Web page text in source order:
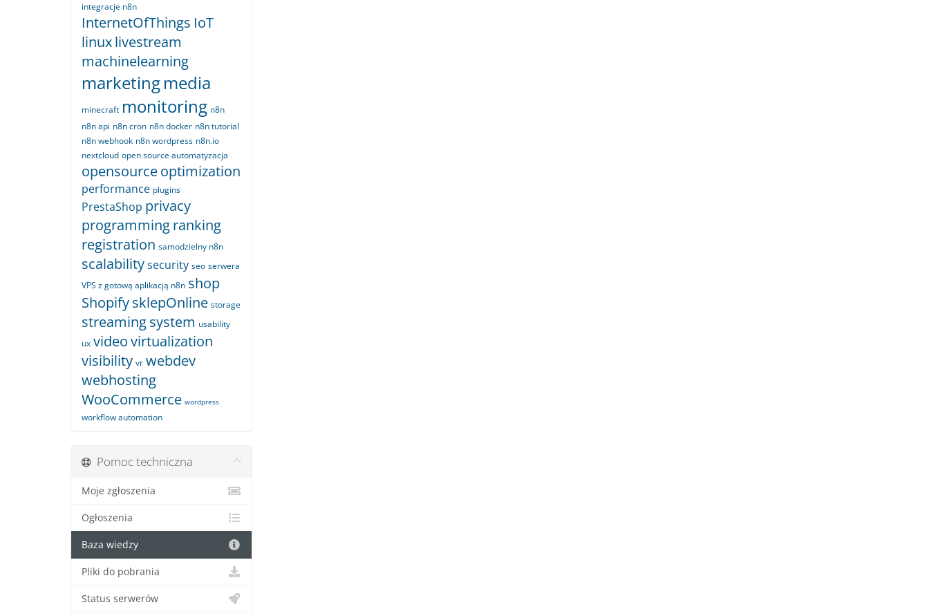
integracje n8n
InternetOfThings IoT
linuxlivestream
machinelearning
marketingmedia
minecraft monitoring n8n
n8n api n8n cron n8n docker n8n tutorial
n8n webhook n8n wordpress n8n.io
nextcloud open source automatyzacja
opensourceoptimization
performance plugins
PrestaShop privacy
programmingranking
registration samodzielny n8n
scalabilitysecurity seo serwera
VPS z gotową aplikacją n8n shop
ShopifysklepOnline storage
streamingsystem usability
ux videovirtualization
visibility vr webdev
webhosting
WooCommerce wordpress
workflow automation
Pomoc techniczna
Moje zgłoszenia
Ogłoszenia
Baza wiedzy
Pliki do pobrania
Status serwerów